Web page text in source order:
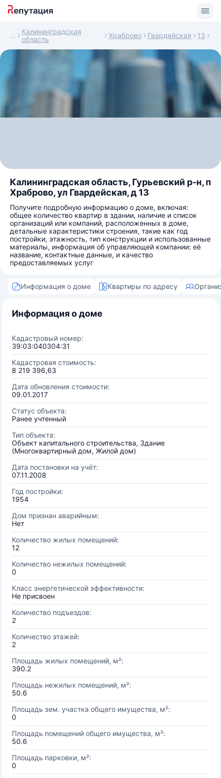
Калининградская
область
Храброво Гвардейская 13
Калининградская область, Гурьевский р-н, п
Храброво, ул Гвардейская, д 13
Получите подробную информацию о доме, включая:
общее количество квартир в здании, наличие и список
организаций или компаний, расположенных в доме,
детальные характеристики строения, такие как год
постройки, этажность, тип конструкции и использованные
материалы, информация об управляющей компании: её
название, контактные данные, и качество
предоставляемых услуг
Информация о доме Квартиры по адресу
Информация о доме
Кадастровый номер:
39:03:040304:31
Кадастровая стоимость:
8 219 396,63
Дата обновления стоимости:
09.01.2017
Статус объекта:
Ранее учтенный
Тип объекта:
Объект капитального строительства, Здание
(Многоквартирный дом, Жилой дом)
Дата постановки на учёт:
07.11.2008
Год постройки:
1954
Дом признан аварийным:
Нет
Количество жилых помещений:
12
Количество нежилых помещений:
0
Класс энергетической эффективности:
Не присвоен
Количество подъездов:
2
Количество этажей:
2
Площадь жилых помещений, м²:
390.2
Площадь нежилых помещений, м²:
50.6
Площадь зем. участка общего имущества, м²:
0
Площадь помещений общего имущества, м²:
50.6
Площадь парковки, м²:
0